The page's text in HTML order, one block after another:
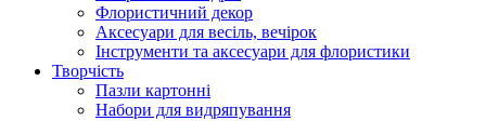
Флористичний декор
Аксесуари для весіль, вечірок
Інструменти та аксесуари для флористики
Творчість
Пазли картонні
Набори для видряпування